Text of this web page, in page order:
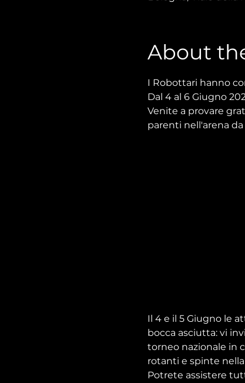
About
I Robottari hanno
Dal 4 al 6 Giugno
Venite a provare
parenti nell'arena
Il 4 e il 5 Giugno le
bocca asciutta: vi
torneo nazionale in
rotanti e spinte
Potrete assistere